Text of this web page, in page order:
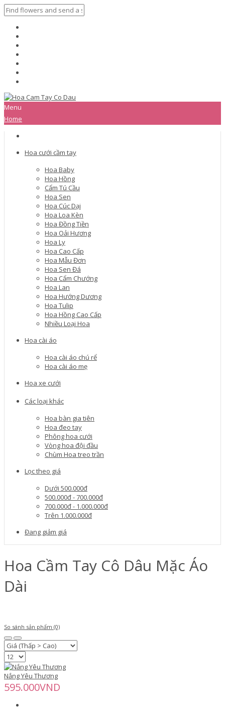
Menu
Home
Hoa cưới cầm tay
Hoa Baby
Hoa Hồng
Cẩm Tú Cầu
Hoa Sen
Hoa Cúc Dại
Hoa Loa Kèn
Hoa Đồng Tiền
Hoa Oải Hương
Hoa Ly
Hoa Cao Cấp
Hoa Mẫu Đơn
Hoa Sen Đá
Hoa Cẩm Chướng
Hoa Lan
Hoa Hướng Dương
Hoa Tulip
Hoa Hồng Cao Cấp
Nhiều Loại Hoa
Hoa cài áo
Hoa cài áo chú rể
Hoa cài áo mẹ
Hoa xe cưới
Các loại khác
Hoa bàn gia tiên
Hoa đeo tay
Phông hoa cưới
Vòng hoa đội đầu
Chùm Hoa treo trần
Lọc theo giá
Dưới 500.000đ
500.000đ - 700.000đ
700.000đ - 1.000.000đ
Trên 1.000.000đ
Đang giảm giá
Hoa Cầm Tay Cô Dâu Mặc Áo
Dài
So sánh sản phẩm (0)
Nắng Yêu Thương
595.000VND